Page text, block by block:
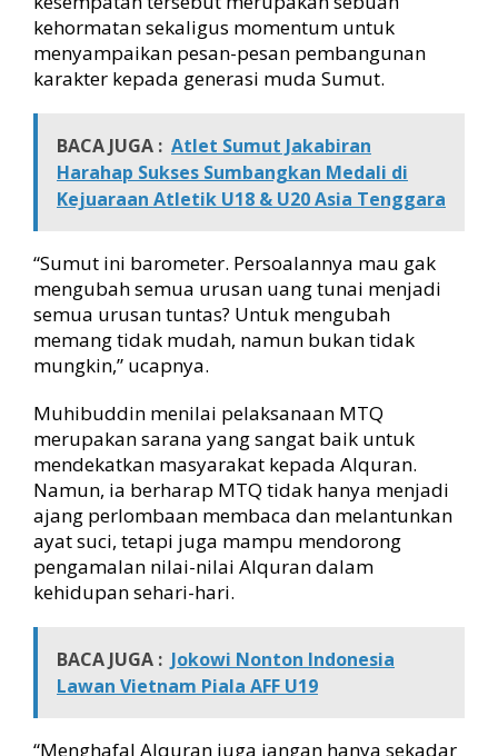
kehormatan sekaligus momentum untuk
menyampaikan pesan-pesan pembangunan
karakter kepada generasi muda Sumut.
BACA JUGA : Atlet Sumut Jakabiran
Harahap Sukses Sumbangkan Medali di
Kejuaraan Atletik U18 & U20 Asia Tenggara
“Sumut ini barometer. Persoalannya mau gak
mengubah semua urusan uang tunai menjadi
semua urusan tuntas? Untuk mengubah
memang tidak mudah, namun bukan tidak
mungkin,” ucapnya.
Muhibuddin menilai pelaksanaan MTQ
merupakan sarana yang sangat baik untuk
mendekatkan masyarakat kepada Alquran.
Namun, ia berharap MTQ tidak hanya menjadi
ajang perlombaan membaca dan melantunkan
ayat suci, tetapi juga mampu mendorong
pengamalan nilai-nilai Alquran dalam
kehidupan sehari-hari.
BACA JUGA : Jokowi Nonton Indonesia
Lawan Vietnam Piala AFF U19
“Menghafal Alquran juga jangan hanya sekadar